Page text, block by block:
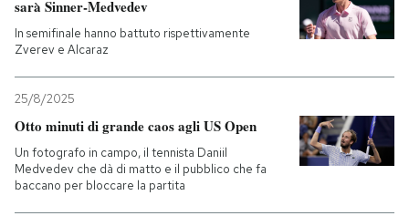
SHOP
CALENDARIO
sarà Sinner-Medvedev
In semifinale hanno battuto rispettivamente
Zverev e Alcaraz
25/8/2025
Otto minuti di grande caos agli US Open
Un fotografo in campo, il tennista Daniil
Medvedev che dà di matto e il pubblico che fa
baccano per bloccare la partita